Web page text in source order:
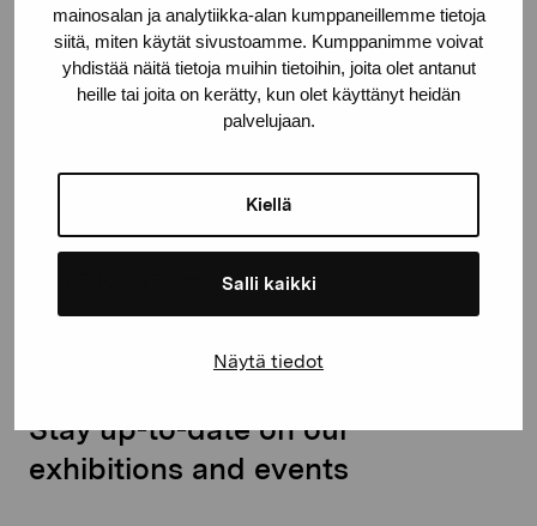
mainosalan ja analytiikka-alan kumppaneillemme tietoja
siitä, miten käytät sivustoamme. Kumppanimme voivat
yhdistää näitä tietoja muihin tietoihin, joita olet antanut
heille tai joita on kerätty, kun olet käyttänyt heidän
palvelujaan.
Kiellä
Salli kaikki
Näytä tiedot
Gustav Wasas gata 11
10600 Ekenäs
proartibus@proartibus.fi
Stay up-to-date on our
exhibitions and events